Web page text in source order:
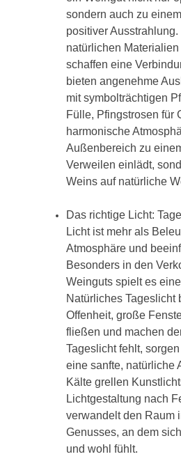
sondern auch zu
positiver
natürlichen
schaffen eine
bieten angenehme
mit symbolträchtigen
Fülle, Pfingstrosen für
harmonische
Außenbereich zu
Verweilen einlädt,
Weins auf natürliche
Das richtige Licht:
Licht ist mehr als
Atmosphäre und
Besonders in den
Weinguts spielt es
Natürliches Tageslicht
Offenheit, große
fließen und machen
Tageslicht fehlt,
eine sanfte, natürliche
Kälte grellen
Lichtgestaltung nach
verwandelt den Raum
Genusses, an dem
und wohl fühlt.